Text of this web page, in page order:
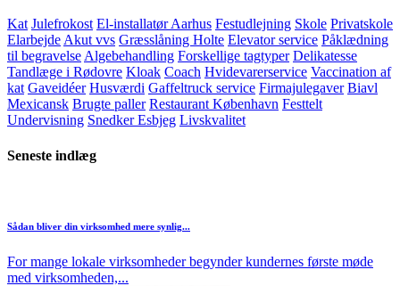
Kat Julefrokost El-installatør Aarhus Festudlejning Skole Privatskole
Elarbejde Akut vvs Græsslåning Holte Elevator service Påklædning
til begravelse Algebehandling Forskellige tagtyper Delikatesse
Tandlæge i Rødovre Kloak Coach Hvidevarerservice Vaccination af
kat Gaveidéer Husværdi Gaffeltruck service Firmajulegaver Biavl
Mexicansk Brugte paller Restaurant København Festtelt
Undervisning Snedker Esbjeg Livskvalitet
Seneste indlæg
Sådan bliver din virksomhed mere synlig...
For mange lokale virksomheder begynder kundernes første møde
med virksomheden,...